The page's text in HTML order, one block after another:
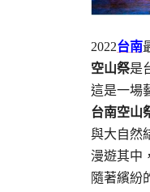
2022台南
空山祭是
這是一場
台南空山
與大自然
漫遊其中
隨著繽紛